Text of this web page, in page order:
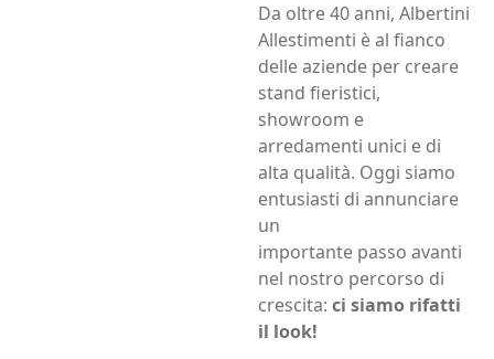
Da oltre 40 anni, Albertini
Allestimenti è al fianco
delle aziende per creare
stand fieristici,
showroom e
arredamenti unici e di
alta qualità. Oggi siamo
entusiasti di annunciare
un
importante passo avanti
nel nostro percorso di
crescita: ci siamo rifatti
il look!